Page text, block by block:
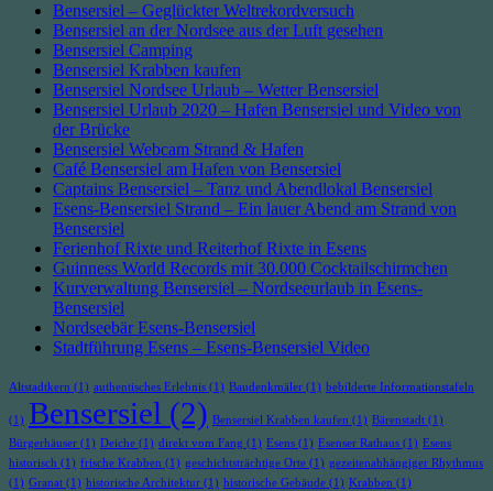
Bensersiel – Geglückter Weltrekordversuch
Bensersiel an der Nordsee aus der Luft gesehen
Bensersiel Camping
Bensersiel Krabben kaufen
Bensersiel Nordsee Urlaub – Wetter Bensersiel
Bensersiel Urlaub 2020 – Hafen Bensersiel und Video von
der Brücke
Bensersiel Webcam Strand & Hafen
Café Bensersiel am Hafen von Bensersiel
Captains Bensersiel – Tanz und Abendlokal Bensersiel
Esens-Bensersiel Strand – Ein lauer Abend am Strand von
Bensersiel
Ferienhof Rixte und Reiterhof Rixte in Esens
Guinness World Records mit 30.000 Cocktailschirmchen
Kurverwaltung Bensersiel – Nordseeurlaub in Esens-
Bensersiel
Nordseebär Esens-Bensersiel
Stadtführung Esens – Esens-Bensersiel Video
Altstadtkern (1) authentisches Erlebnis (1) Baudenkmäler (1) bebilderte Informationstafeln
(1) Bensersiel (2) Bensersiel Krabben kaufen (1) Bärenstadt (1)
Bürgerhäuser (1) Deiche (1) direkt vom Fang (1) Esens (1) Esenser Rathaus (1) Esens
historisch (1) frische Krabben (1) geschichtsträchtige Orte (1) gezeitenabhängiger Rhythmus
(1) Granat (1) historische Architektur (1) historische Gebäude (1) Krabben (1)